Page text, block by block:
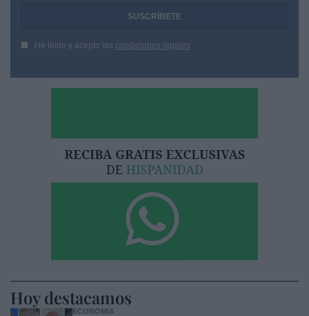
He leído y acepto las condiciones legales
Hoy destacamos
ECONOMÍA